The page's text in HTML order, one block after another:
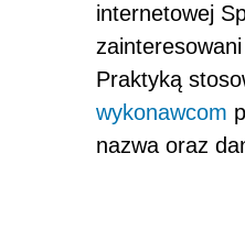
internetowej
Praktyką
wykonawcom
nazwa oraz